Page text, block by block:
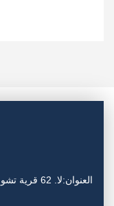
العنوان:لا.